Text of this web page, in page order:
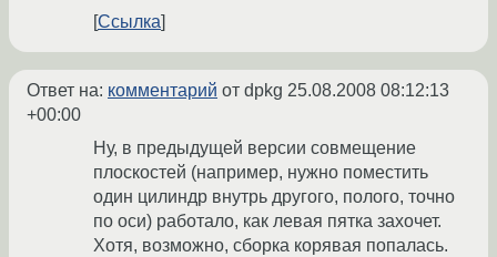
Ссылка
Ответ на: комментарий от dpkg 25.08.2008 08:12:13
+00:00
Ну, в предыдущей версии совмещение
плоскостей (например, нужно поместить
один цилиндр внутрь другого, полого, точно
по оси) работало, как левая пятка захочет.
Хотя, возможно, сборка корявая попалась.